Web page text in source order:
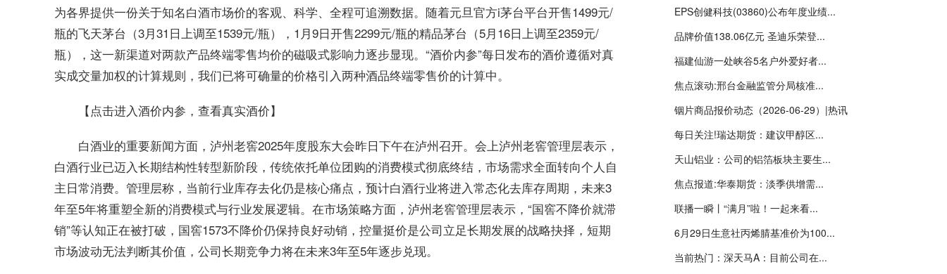
为各界提供一份关于知名白酒市场价的客观、科学、全程可追溯数据。随着元旦官方i茅台平台开售1499元/
瓶的飞天茅台（3月31日上调至1539元/瓶），1月9日开售2299元/瓶的精品茅台（5月16日上调至2359元/
瓶），这一新渠道对两款产品终端零售均价的磁吸式影响力逐步显现。“酒价内参”每日发布的酒价遵循对真
实成交量加权的计算规则，我们已将可确量的价格引入两种酒品终端零售价的计算中。
【点击进入酒价内参，查看真实酒价】
白酒业的重要新闻方面，泸州老窖2025年度股东大会昨日下午在泸州召开。会上泸州老窖管理层表示，
白酒行业已迈入长期结构性转型新阶段，传统依托单位团购的消费模式彻底终结，市场需求全面转向个人自
主日常消费。管理层称，当前行业库存去化仍是核心痛点，预计白酒行业将进入常态化去库存周期，未来3
年至5年将重塑全新的消费模式与行业发展逻辑。在市场策略方面，泸州老窖管理层表示，“国窖不降价就滞
销”等认知正在被打破，国窖1573不降价仍保持良好动销，控量挺价是公司立足长期发展的战略抉择，短期
市场波动无法判断其价值，公司长期竞争力将在未来3年至5年逐步兑现。
EPS创健科技(03860)公布年度业绩...
品牌价值138.06亿元 圣迪乐荣登...
福建仙游一处峡谷5名户外爱好者...
焦点滚动:邢台金融监管分局核准...
铟片商品报价动态（2026-06-29）|热讯
每日关注!瑞达期货：建议甲醇区...
天山铝业：公司的铝箔板块主要生...
焦点报道:华泰期货：淡季供增需...
联播一瞬丨“满月”啦！一起来看...
6月29日生意社丙烯腈基准价为100...
当前热门：深天马A：目前公司在...